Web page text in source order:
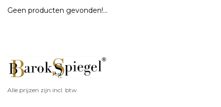
Geen producten gevonden!...
Alle prijzen zijn incl. btw